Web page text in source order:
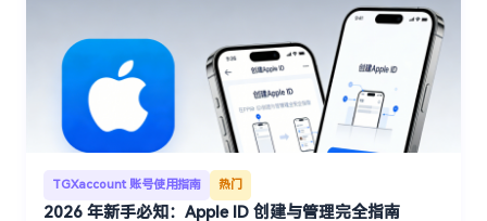
TGXaccount 账号使用指南 热门
2026 年新手必知：Apple ID 创建与管理完全指南